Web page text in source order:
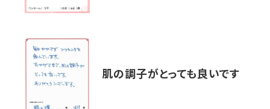
肌の調子がとっても良いです